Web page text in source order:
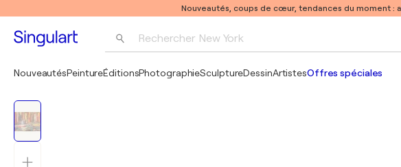
Nouveautés, coups de cœur, tendances du moment :
Rechercher New York
NouveautésPeintureÉditionsPhotographieSculptureDessinArtistesOffres spéciales